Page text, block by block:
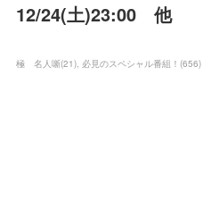
12/24(土)23:00 他
極 名人噺(21) 必見のスペシャル番組！ (656)